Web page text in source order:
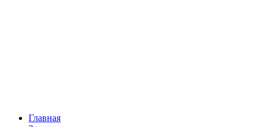
Главная